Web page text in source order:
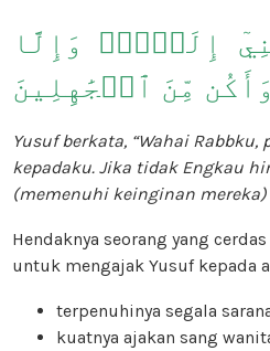
إِلَيۡهِۖ وَإِلَّا
مِّنَ ٱلۡجَٰهِلِينَ
Yusuf berkata, “Wahai
kepadaku. Jika tidak Engkau
(memenuhi keinginan
Hendaknya seorang yang
untuk mengajak Yusuf kepada
terpenuhinya segala
kuatnya ajakan sang